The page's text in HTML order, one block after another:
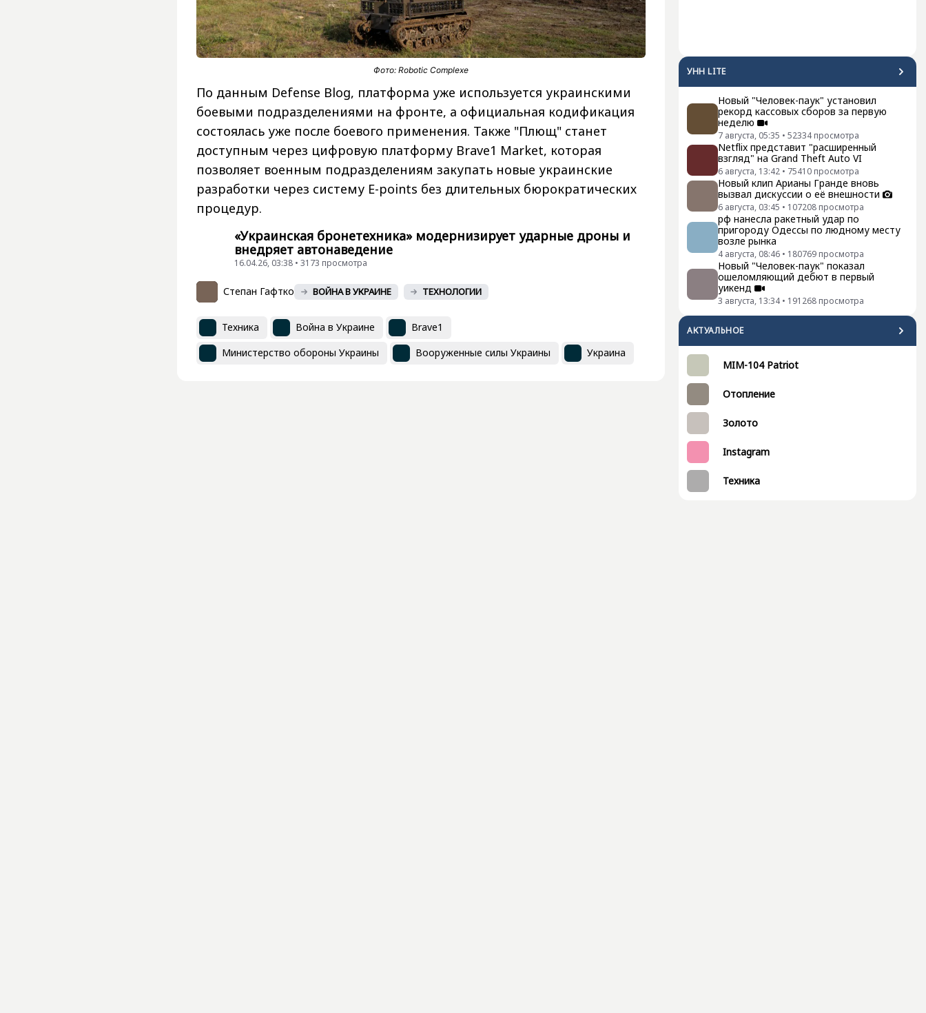
УНН LITE
Новый "Человек-паук" установил
рекорд кассовых сборов за первую
неделю
7 августа, 05:35 • 52334 просмотра
Netflix представит "расширенный
взгляд" на Grand Theft Auto VI
6 августа, 13:42 • 75410 просмотра
Новый клип Арианы Гранде вновь
вызвал дискуссии о её внешности
6 августа, 03:45 • 107208 просмотра
рф нанесла ракетный удар по
пригороду Одессы по людному месту
возле рынка
4 августа, 08:46 • 180769 просмотра
Новый "Человек-паук" показал
ошеломляющий дебют в первый
уикенд
3 августа, 13:34 • 191268 просмотра
АКТУАЛЬНОЕ
MIM-104 Patriot
Отопление
Золото
Instagram
Техника
Фото: Robotic Complexe
По данным Defense Blog, платформа уже используется украинскими
боевыми подразделениями на фронте, а официальная кодификация
состоялась уже после боевого применения. Также "Плющ" станет
доступным через цифровую платформу Brave1 Market, которая
позволяет военным подразделениям закупать новые украинские
разработки через систему E-points без длительных бюрократических
процедур.
«Украинская бронетехника» модернизирует ударные дроны и
внедряет автонаведение
16.04.26, 03:38 • 3173 просмотра
Степан Гафтко ВОЙНА В УКРАИНЕ ТЕХНОЛОГИИ
Техника Война в Украине
Brave1
Министерство обороны Украины
Вооруженные силы Украины Украина